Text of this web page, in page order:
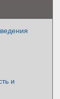
и